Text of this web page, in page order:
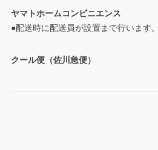
ヤマトホームコンビニエンス
●配送時に配送員が設置まで行います。
クール便（佐川急便）